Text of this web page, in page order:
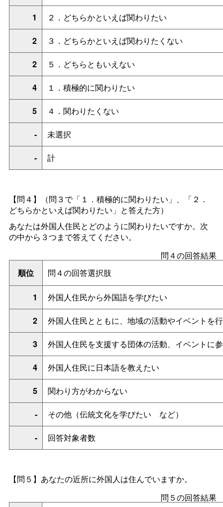
1 ２．どちらかといえば関わりたい
2 ３．どちらかといえば関わりたくない
2 ５．どちらともいえない
4 １．積極的に関わりたい
5 ４．関わりたくない
- 未選択
- 計
【問４】（問３で「１．積極的に関わりたい」、「２．
どちらかといえば関わりたい」と答えた方）
あなたは外国人住民とどのように関わりたいですか。次
の中から３つまで答えてください。
問４の回答結果
順位
問４の回答選択肢
1 外国人住民から外国語を学びたい
2 外国人住民とともに、地域の活動やイベントを
3 外国人住民を支援する団体の活動、イベントに
4 外国人住民に日本語を教えたい
5 関わり方がわからない
- その他（伝統文化を学びたい など）
- 回答対象者数
【問５】 あなたの近所に外国人は住んでいますか。
問５の回答結果